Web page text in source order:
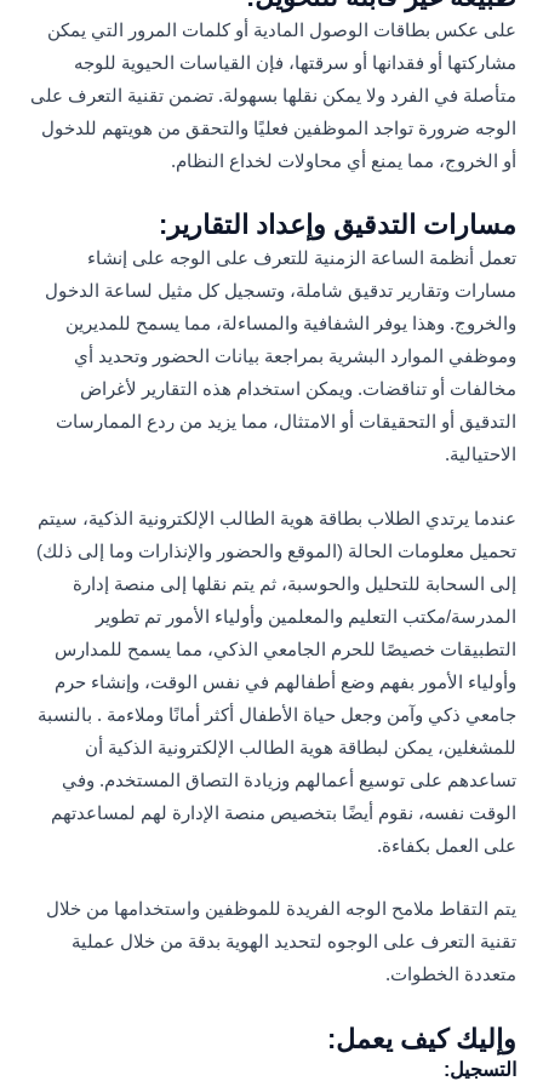
على عكس بطاقات الوصول المادية أو كلمات المرور التي يمكن
مشاركتها أو فقدانها أو سرقتها، فإن القياسات الحيوية للوجه
متأصلة في الفرد ولا يمكن نقلها بسهولة. تضمن تقنية التعرف على
الوجه ضرورة تواجد الموظفين فعليًا والتحقق من هويتهم للدخول
أو الخروج، مما يمنع أي محاولات لخداع النظام.
مسارات التدقيق وإعداد التقارير:
تعمل أنظمة الساعة الزمنية للتعرف على الوجه على إنشاء
مسارات وتقارير تدقيق شاملة، وتسجيل كل مثيل لساعة الدخول
والخروج. وهذا يوفر الشفافية والمساءلة، مما يسمح للمديرين
وموظفي الموارد البشرية بمراجعة بيانات الحضور وتحديد أي
مخالفات أو تناقضات. ويمكن استخدام هذه التقارير لأغراض
التدقيق أو التحقيقات أو الامتثال، مما يزيد من ردع الممارسات
الاحتيالية.
عندما يرتدي الطلاب بطاقة هوية الطالب الإلكترونية الذكية، سيتم
تحميل معلومات الحالة (الموقع والحضور والإنذارات وما إلى ذلك)
إلى السحابة للتحليل والحوسبة، ثم يتم نقلها إلى منصة إدارة
المدرسة/مكتب التعليم والمعلمين وأولياء الأمور تم تطوير
التطبيقات خصيصًا للحرم الجامعي الذكي، مما يسمح للمدارس
وأولياء الأمور بفهم وضع أطفالهم في نفس الوقت، وإنشاء حرم
جامعي ذكي وآمن وجعل حياة الأطفال أكثر أمانًا وملاءمة . بالنسبة
للمشغلين، يمكن لبطاقة هوية الطالب الإلكترونية الذكية أن
تساعدهم على توسيع أعمالهم وزيادة التصاق المستخدم. وفي
الوقت نفسه، نقوم أيضًا بتخصيص منصة الإدارة لهم لمساعدتهم
على العمل بكفاءة.
يتم التقاط ملامح الوجه الفريدة للموظفين واستخدامها من خلال
تقنية التعرف على الوجوه لتحديد الهوية بدقة من خلال عملية
متعددة الخطوات.
وإليك كيف يعمل:
التسجيل: